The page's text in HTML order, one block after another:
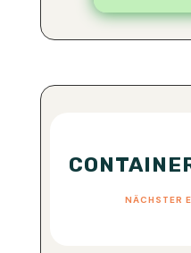
NÄCHSTER